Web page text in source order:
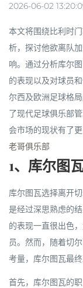
2026-06-02
本文将围绕比利时
析，探讨他欲离队
响。通过分析库尔
的表现以及对球员
尔西及欧洲足球格
了现代足球俱乐部
会市场的现状有了更
老哥俱乐部
1、库尔图
库尔图瓦选择离开
是经过深思熟虑的
的表现一直很出色
员。然而，随着切
考量，库尔图瓦最
首先，库尔图瓦的